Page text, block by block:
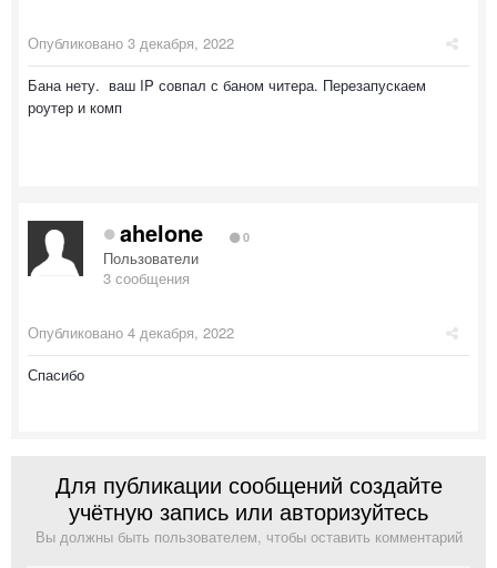
Опубликовано 3 декабря, 2022
Бана нету. ваш IP совпал с баном читера. Перезапускаем
роутер и комп
ahelone 0
Пользователи
3 сообщения
Опубликовано 4 декабря, 2022
Спасибо
Для публикации сообщений создайте
учётную запись или авторизуйтесь
Вы должны быть пользователем, чтобы оставить комментарий